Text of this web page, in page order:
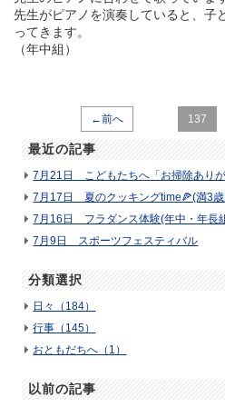
先生がピアノを演奏していると、子
ってきます。
（年中組）
←前へ 137
最近の記事
7月21日 こどもたちへ「お掃除あり
7月17日 夏のクッキングtime🍕(満3
7月16日 フラダンス体験(年中・年長
7月9日 スポーツフェスティバル
分類選択
日々（184）
行事（145）
おともだちへ（1）
以前の記事